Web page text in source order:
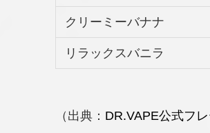
クリーミーバナナ
リラックスバニラ
（出典： DR.VAPE公式フ